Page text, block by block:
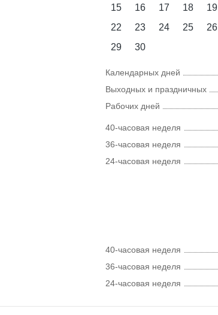
15
16 17 18 19
22
23 24 25 26
29
30
Календарных дней
Выходных и праздничных
Рабочих дней
40-часовая неделя
36-часовая неделя
24-часовая неделя
40-часовая неделя
36-часовая неделя
24-часовая неделя